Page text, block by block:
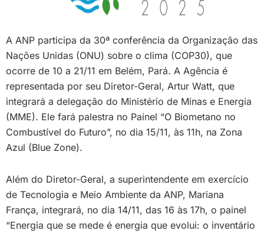
A ANP participa da 30ª conferência da Organização das
Nações Unidas (ONU) sobre o clima (COP30), que
ocorre de 10 a 21/11 em Belém, Pará. A Agência é
representada por seu Diretor-Geral, Artur Watt, que
integrará a delegação do Ministério de Minas e Energia
(MME). Ele fará palestra no Painel “O Biometano no
Combustível do Futuro”, no dia 15/11, às 11h, na Zona
Azul (Blue Zone).
Além do Diretor-Geral, a superintendente em exercício
de Tecnologia e Meio Ambiente da ANP, Mariana
França, integrará, no dia 14/11, das 16 às 17h, o painel
“Energia que se mede é energia que evolui: o inventário